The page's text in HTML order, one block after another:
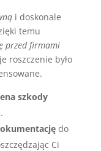
i doskonale
temu
przed firmami
roszczenie było
szkody
do
Ci